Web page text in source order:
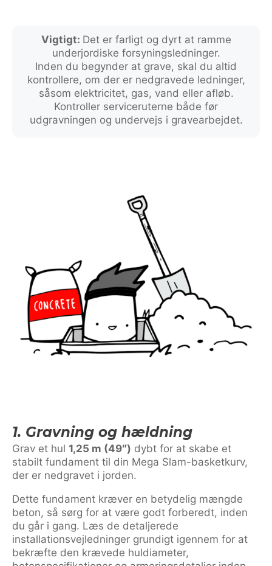
Vigtigt: Det er farligt og dyrt at ramme
underjordiske forsyningsledninger.
Inden du begynder at grave, skal du altid
kontrollere, om der er nedgravede ledninger,
såsom elektricitet, gas, vand eller afløb.
Kontroller serviceruterne både før
udgravningen og undervejs i gravearbejdet.
1. Gravning og hældning
Grav et hul 1,25 m (49″) dybt for at skabe et
stabilt fundament til din Mega Slam-basketkurv,
der er nedgravet i jorden.
Dette fundament kræver en betydelig mængde
beton, så sørg for at være godt forberedt, inden
du går i gang. Læs de detaljerede
installationsvejledninger grundigt igennem for at
bekræfte den krævede huldiameter,